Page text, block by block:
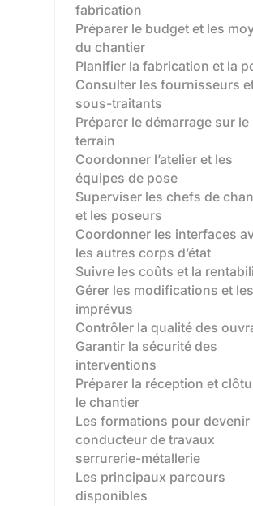
fabrication
Préparer le budget et les
du chantier
Planifier la fabrication et la
Consulter les fournisseurs
sous-traitants
Préparer le démarrage sur le
terrain
Coordonner l’atelier et les
équipes de pose
Superviser les chefs de
et les poseurs
Coordonner les interfaces
les autres corps d’état
Suivre les coûts et la
Gérer les modifications et les
imprévus
Contrôler la qualité des
Garantir la sécurité des
interventions
Préparer la réception et
le chantier
Les formations pour devenir
conducteur de travaux
serrurerie-métallerie
Les principaux parcours
disponibles‍